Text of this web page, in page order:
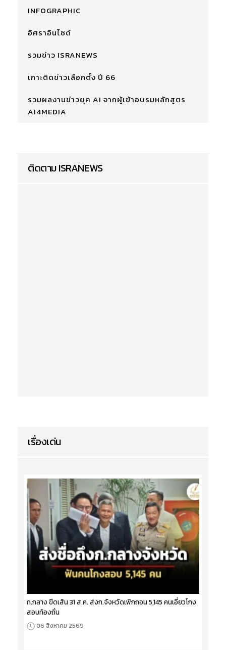
INFOGRAPHIC
อิศราอินไซด์
รวมข่าว ISRANEWS
เกาะติดข่าวเลือกตั้ง ปี 66
รวมผลงานข่าวยุค AI จากผู้เข้าอบรมหลักสูตร
AI4MEDIA
ติดตาม ISRANEWS
เรื่องเด่น
ก.กลาง ขีดเส้น 31 ส.ค. ส่งก.จังหวัดเพิกถอน 5,145 คนเอี่ยวโกง
สอบท้องถิ่น
06 สิงหาคม 2569